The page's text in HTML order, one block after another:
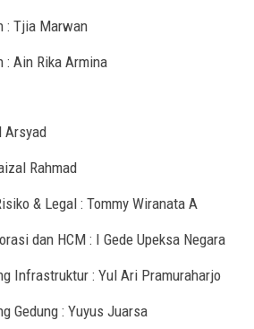
: Tjia Marwan
: Ain Rika Armina
Arsyad
Rahmad
& Legal : Tommy Wiranata A
dan HCM : I Gede Upeksa Negara
Infrastruktur : Yul Ari Pramuraharjo
Gedung : Yuyus Juarsa